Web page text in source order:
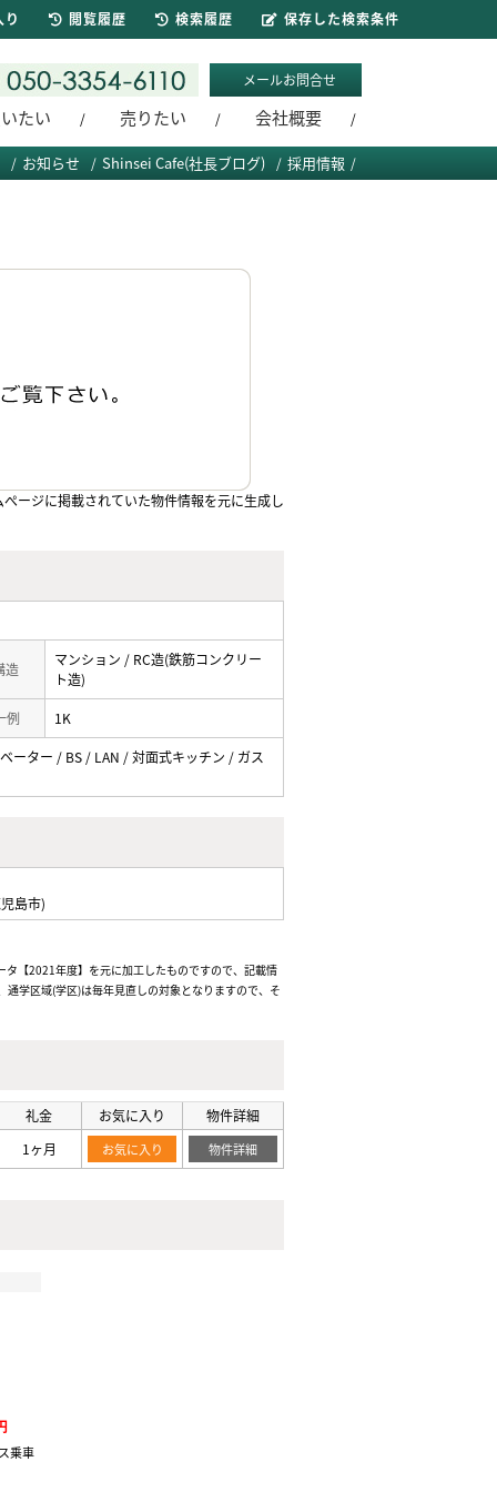
メールお問合せ
たい 売りたい 会社概要
採用情報
Shinsei Cafe(社長ブログ)
お知らせ
ージに掲載されていた物件情報を元に生成し
造
マンション / RC造(鉄筋コンクリー
ト造)
例 1K
ーター / BS / LAN / 対面式キッチン / ガス
島市)
【2021年度】を元に加工したものですので、記載情
学区域(学区)は毎年見直しの対象となりますので、そ
礼金 お気に入り
物件詳細
1ヶ月
お気に入り 物件詳細
乗車
閲覧履歴 検索履歴 保存した検索条件